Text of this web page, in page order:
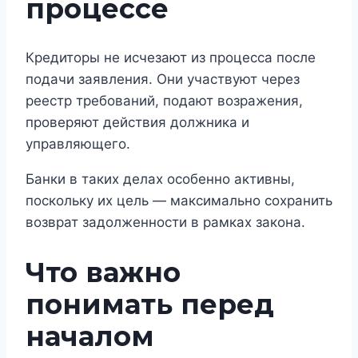
процессе
Кредиторы не исчезают из процесса после
подачи заявления. Они участвуют через
реестр требований, подают возражения,
проверяют действия должника и
управляющего.
Банки в таких делах особенно активны,
поскольку их цель — максимально сохранить
возврат задолженности в рамках закона.
Что важно
понимать перед
началом